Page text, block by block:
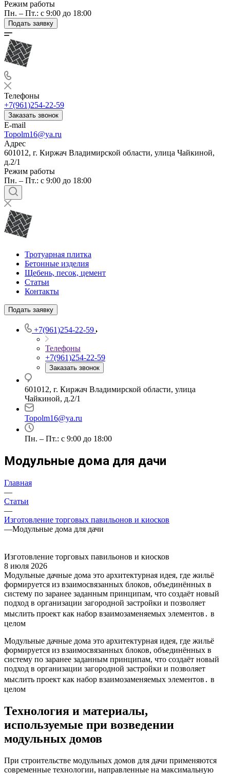
Режим работы
Пн. – Пт.: с 9:00 до 18:00
Подать заявку
Телефоны
+7(961)254-22-59
Заказать звонок
E-mail
Topolm16@ya.ru
Адрес
601012, г. Киржач Владимирской области, улица Чайкиной,
д.2/1
Режим работы
Пн. – Пт.: с 9:00 до 18:00
Тротуарная плитка
Бетонные изделия
Щебень, песок, цемент
Статьи
Контакты
Подать заявку
+7(961)254-22-59
Телефоны
+7(961)254-22-59
Заказать звонок
601012, г. Киржач Владимирской области, улица
Чайкиной, д.2/1
Topolm16@ya.ru
Пн. – Пт.: с 9:00 до 18:00
Модульные дома для дачи
Главная
—
Статьи
—
Изготовление торговых павильонов и киосков
—Модульные дома для дачи
Изготовление торговых павильонов и киосков
8 июля 2026
Модульные дачные дома это архитектурная идея, где жильё
формируется из взаимосвязанных блоков, объединённых в
систему по заранее заданным принципам, что создаёт новый
подход в организации загородной застройки и позволяет
мыслить проект как набор взаимозаменяемых элементов․ в
целом
Модульные дачные дома это архитектурная идея, где жильё
формируется из взаимосвязанных блоков, объединённых в
систему по заранее заданным принципам, что создаёт новый
подход в организации загородной застройки и позволяет
мыслить проект как набор взаимозаменяемых элементов․ в
целом
Технология и материалы,
используемые при возведении
модульных домов
При строительстве модульных домов для дачи применяются
современные технологии, направленные на максимальную